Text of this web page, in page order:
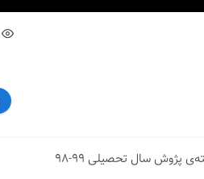
سال تحصیلی ۹۹-۹۸